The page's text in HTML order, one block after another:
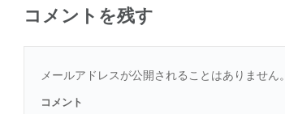
コメントを残す
メールアドレスが公開されることはありません。
コメント